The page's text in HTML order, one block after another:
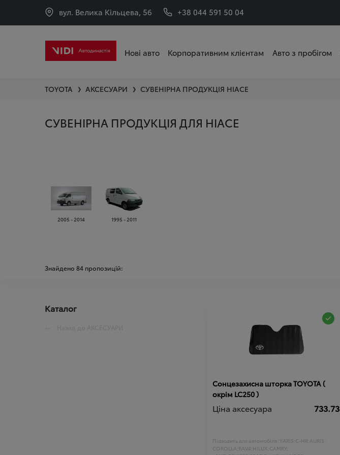
вул. Велика Кільцева, 56 +38 044 591 50 04
Нові авто Корпоративним клієнтам Авто з пробігом
TOYOTA ❯ АКСЕСУАРИ ❯ СУВЕНІРНА ПРОДУКЦІЯ HIACE
СУВЕНІРНА ПРОДУКЦІЯ ДЛЯ HIACE
2005 - 2014 1995 - 2011
Знайдено 84пропозицій:
Каталог
Сонцезахисна шторка TOYOTA (
окрім LC250 )
Ціна аксесуара 733.73
Підходить для автомобіля :YARIS;C-HR;AURIS ;
COROLLA;RAV4;HILUX;CAMRY;